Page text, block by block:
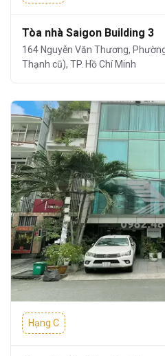
Tòa nhà Saigon Building 3
164 Nguyễn Văn Thương,
Thạnh cũ), TP. Hồ Chí Minh
Hạng C